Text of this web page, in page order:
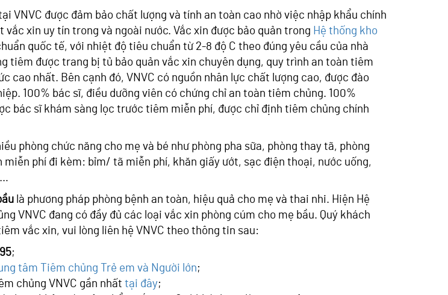
VNVC được đảm bảo chất lượng và tính an toàn cao nhờ việc nhập khẩu chính
vắc xin uy tín trong và ngoài nước. Vắc xin được bảo quản trong Hệ thống kho
quốc tế, với nhiệt độ tiêu chuẩn từ 2-8 độ C theo đúng yêu cầu của nhà
tiêm được trang bị tủ bảo quản vắc xin chuyên dụng, quy trình an toàn tiêm
cao nhất. Bên cạnh đó, VNVC có nguồn nhân lực chất lượng cao, được đào
100% bác sĩ, điều dưỡng viên có chứng chỉ an toàn tiêm chủng. 100%
bác sĩ khám sàng lọc trước tiêm miễn phí, được chỉ định tiêm chủng chính
phòng chức năng cho mẹ và bé như phòng pha sữa, phòng thay tã, phòng
miễn phí đi kèm: bỉm/ tã miễn phí, khăn giấy ướt, sạc điện thoại, nước uống,
là phương pháp phòng bệnh an toàn, hiệu quả cho mẹ và thai nhi. Hiện Hệ
VNVC đang có đầy đủ các loại vắc xin phòng cúm cho mẹ bầu. Quý khách
vắc xin, vui lòng liên hệ VNVC theo thông tin sau:
;
tâm Tiêm chủng Trẻ em và Người lớn;
chủng VNVC gần nhất tại đây;